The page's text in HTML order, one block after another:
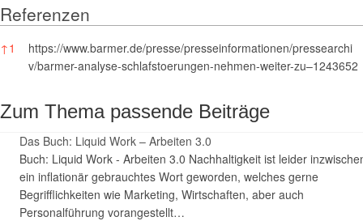
Referenzen
Referenzen
↑1
https://www.barmer.de/presse/presseinformationen/pressearchi
v/barmer-analyse-schlafstoerungen-nehmen-weiter-zu–1243652
Zum Thema passende Beiträge
Das Buch: Liquid Work – Arbeiten 3.0
Buch: Liquid Work - Arbeiten 3.0 Nachhaltigkeit ist leider
ein inflationär gebrauchtes Wort geworden, welches gerne
Begrifflichkeiten wie Marketing, Wirtschaften, aber auch
Personalführung vorangestellt…